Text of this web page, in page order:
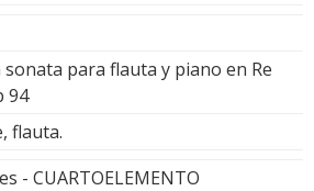
sonata para flauta y piano en Re
94
flauta.
- CUARTOELEMENTO